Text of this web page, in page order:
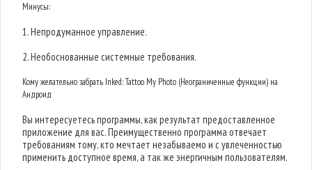
Минусы:
1. Непродуманное управление.
2. Необоснованные системные требования.
Кому желательно забрать Inked: Tattoo My Photo (Неограниченные функции) на
Андроид
Вы интересуетесь программы, как результат предоставленное
приложение для вас. Преимущественно программа отвечает
требованиям тому, кто мечтает незабываемо и с увлеченностью
применить доступное время, а так же энергичным пользователям.